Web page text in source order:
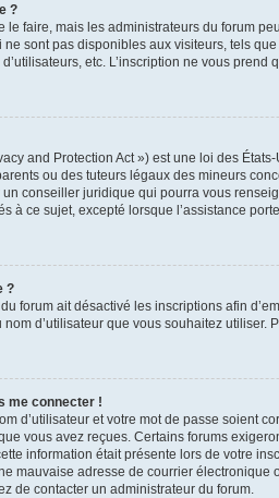
?
le faire, mais les administrateurs du forum
sont pas disponibles aux visiteurs, tels
etc. L’inscription ne vous
and Protection Act ») est une loi des
ou des tuteurs légaux des mineurs
conseiller juridique qui pourra vous
à ce sujet, excepté lorsque l’assistance
?
forum ait désactivé les inscriptions afin
d’utilisateur que vous souhaitez utiliser.
me connecter !
d’utilisateur et votre mot de passe soient
vous avez reçues. Certains forums
information était présente lors de votre
mauvaise adresse de courrier
de contacter un administrateur du forum.